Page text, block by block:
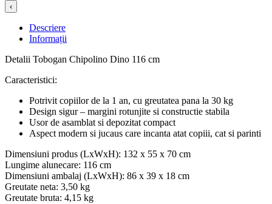
‹
Descriere
Informații
Detalii Tobogan Chipolino Dino 116 cm
Caracteristici:
Potrivit copiilor de la 1 an, cu greutatea pana la 30 kg
Design sigur – margini rotunjite si constructie stabila
Usor de asamblat si depozitat compact
Aspect modern si jucaus care incanta atat copiii, cat si parinti
Dimensiuni produs (LxWxH): 132 x 55 x 70 cm
Lungime alunecare: 116 cm
Dimensiuni ambalaj (LxWxH): 86 x 39 x 18 cm
Greutate neta: 3,50 kg
Greutate bruta: 4,15 kg